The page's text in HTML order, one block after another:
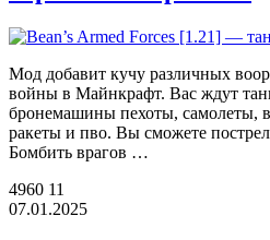
Мод добавит кучу различных
войны в Майнкрафт. Вас ждут
бронемашины пехоты, самолеты,
ракеты и пво. Вы сможете
Бомбить врагов …
4960 11
07.01.2025